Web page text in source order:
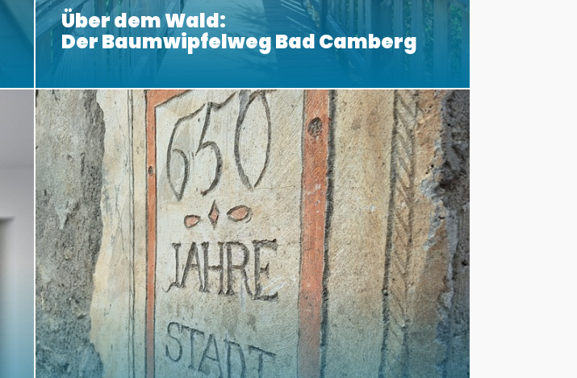
Über dem Wald:
Der Baumwipfelweg Bad Camberg